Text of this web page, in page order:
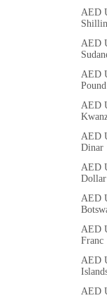
AED
AED
AED
AED
AED
Dinar
AED
AED
AED
Franc
AED
AED